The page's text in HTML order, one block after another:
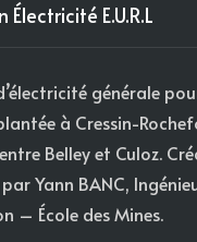
Électricité E.U.R.L
générale
à Cressin-
Belley et Culoz.
par Yann BANC,
– École des Mines.